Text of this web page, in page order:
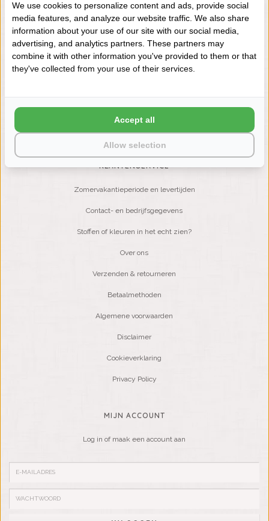
NIEUWSBRIEF
Wilt u op de hoogte blijven?
Word lid van onze mailinglijst:
KLANTENSERVICE
Zomervakantieperiode en levertijden
Contact- en bedrijfsgegevens
Stoffen of kleuren in het echt zien?
Over ons
Verzenden & retourneren
Betaalmethoden
Algemene voorwaarden
Disclaimer
Cookieverklaring
Privacy Policy
MIJN ACCOUNT
Log in of maak een account aan
We use cookies to personalize content and ads, provide social
media features, and analyze our website traffic. We also share
information about your use of our site with our social media,
advertising, and analytics partners. These partners may
combine it with other information you've provided to them or that
they've collected from your use of their services.
Allow selection
Accept all